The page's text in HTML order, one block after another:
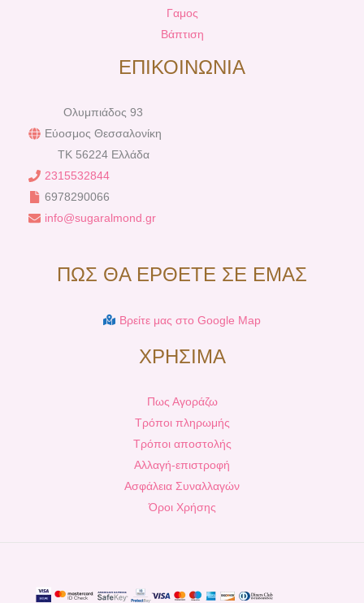
Γαμος
Βάπτιση
ΕΠΙΚΟΙΝΩΝΙΑ
Ολυμπιάδος 93
Εύοσμος Θεσσαλονίκη
TK 56224 Ελλάδα
2315532844
6978290066
info@sugaralmond.gr
ΠΩΣ ΘΑ ΕΡΘΕΤΕ ΣΕ ΕΜΑΣ
Βρείτε μας στο Google Map
ΧΡΗΣΙΜΑ
Πως Αγοράζω
Τρόποι πληρωμής
Τρόποι αποστολής
Αλλαγή-επιστροφή
Ασφάλεια Συναλλαγών
Όροι Χρήσης